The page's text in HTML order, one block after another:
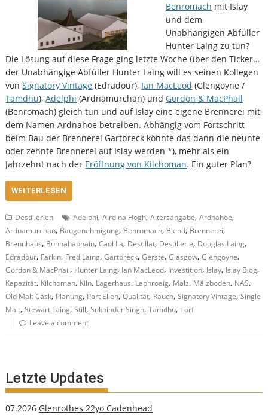
Benromach mit Islay
und dem
Unabhängigen Abfüller
Hunter Laing zu tun?
Die Lösung auf diese Frage ging letzte Woche über den Ticker…
der Unabhängige Abfüller Hunter Laing will es seinen Kollegen
vonSignatory Vintage (Edradour), Ian MacLeod (Glengoyne /
Tamdhu),Adelphi (Ardnamurchan) undGordon & MacPhail
(Benromach) gleich tun und auf Islay eine eigene Brennerei mit
dem Namen Ardnahoe betreiben. Abhängig vom Fortschritt
beim Bau der Brennerei Gartbreck könnte das dann die neunte
oder zehnte Brennerei auf Islay werden *), mehr als ein
Jahrzehnt nach der Eröffnung von Kilchoman. Ein guter Plan?
WEITERLESEN
Destillerien Adelphi,Aird na Hogh,Altersangabe,Ardnahoe,
Ardnamurchan, Baugenehmigung, Benromach, Blend, Brennerei,
Brennhaus, Bunnahabhain,Caol Ila, Destillat, Destillerie, Douglas Laing,
Edradour, Farkin, Fred Laing,Gartbreck,Gerste,Glasgow,Glengoyne,
Gordon & MacPhail, Hunter Laing, Ian MacLeod, Investition, Islay, Islay Blog,
Kapazität, Kilchoman, Kiln, Lagerhaus, Laphroaig, Malz, Mälzboden, NAS,
Old Malt Cask, Planung, Port Ellen,Qualität, Rauch,Signatory Vintage,Single
Malt,Stewart Laing,Still,Sukhinder Singh,Tamdhu,Torf
Leave a comment
Letzte Updates
07.2026 Glenrothes 22yo Cadenhead